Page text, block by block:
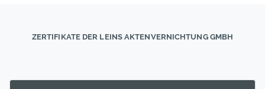
ZERTIFIKATE DER LEINS AKTENVERNICHTUNG GMBH